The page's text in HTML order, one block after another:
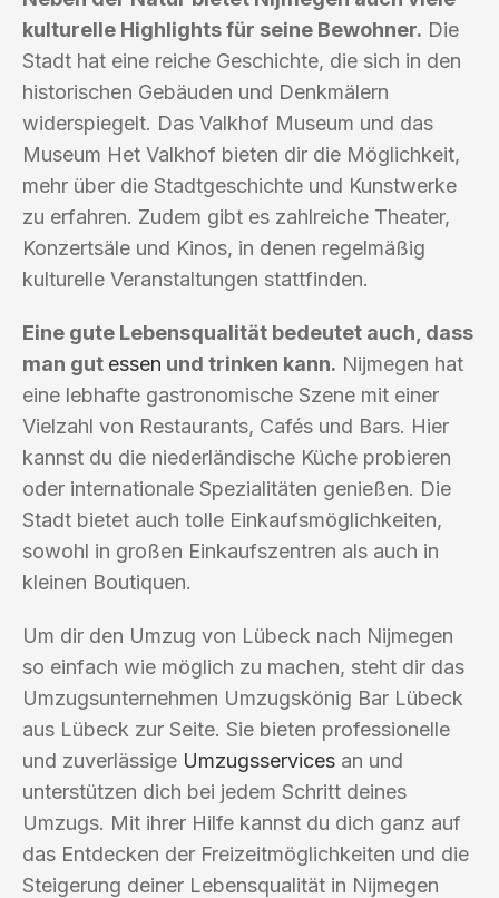
kulturelle Highlights für seine Bewohner. Die
Stadt hat eine reiche Geschichte, die sich in den
historischen Gebäuden und Denkmälern
widerspiegelt. Das Valkhof Museum und das
Museum Het Valkhof bieten dir die Möglichkeit,
mehr über die Stadtgeschichte und Kunstwerke
zu erfahren. Zudem gibt es zahlreiche Theater,
Konzertsäle und Kinos, in denen regelmäßig
kulturelle Veranstaltungen stattfinden.
Eine gute Lebensqualität bedeutet auch, dass
man gut essen und trinken kann. Nijmegen hat
eine lebhafte gastronomische Szene mit einer
Vielzahl von Restaurants, Cafés und Bars. Hier
kannst du die niederländische Küche probieren
oder internationale Spezialitäten genießen. Die
Stadt bietet auch tolle Einkaufsmöglichkeiten,
sowohl in großen Einkaufszentren als auch in
kleinen Boutiquen.
Um dir den Umzug von Lübeck nach Nijmegen
so einfach wie möglich zu machen, steht dir das
Umzugsunternehmen Umzugskönig Bar Lübeck
aus Lübeck zur Seite. Sie bieten professionelle
und zuverlässige Umzugsservices an und
unterstützen dich bei jedem Schritt deines
Umzugs. Mit ihrer Hilfe kannst du dich ganz auf
das Entdecken der Freizeitmöglichkeiten und die
Steigerung deiner Lebensqualität in Nijmegen